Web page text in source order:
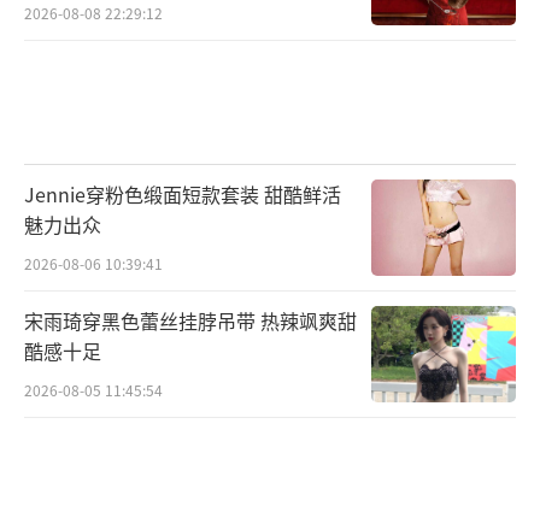
2026-08-08 22:29:12
Jennie穿粉色缎面短款套装 甜酷鲜活
魅力出众
2026-08-06 10:39:41
宋雨琦穿黑色蕾丝挂脖吊带 热辣飒爽甜
酷感十足
2026-08-05 11:45:54